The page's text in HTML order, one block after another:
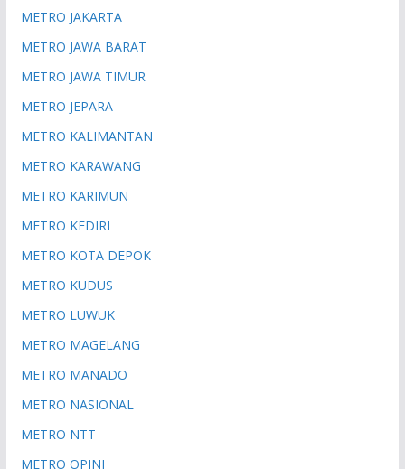
METRO JAKARTA
METRO JAWA BARAT
METRO JAWA TIMUR
METRO JEPARA
METRO KALIMANTAN
METRO KARAWANG
METRO KARIMUN
METRO KEDIRI
METRO KOTA DEPOK
METRO KUDUS
METRO LUWUK
METRO MAGELANG
METRO MANADO
METRO NASIONAL
METRO NTT
METRO OPINI